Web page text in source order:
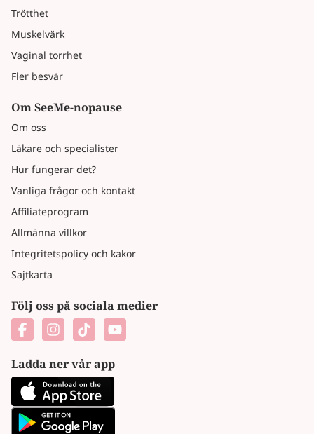
Trötthet
Muskelvärk
Vaginal torrhet
Fler besvär
Om SeeMe-nopause
Om oss
Läkare och specialister
Hur fungerar det?
Vanliga frågor och kontakt
Affiliateprogram
Allmänna villkor
Integritetspolicy och kakor
Sajtkarta
Följ oss på sociala medier
Ladda ner vår app